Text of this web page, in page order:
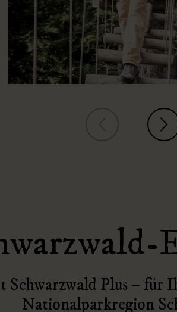
Schwarzwald Plus – für
Nationalparkregion